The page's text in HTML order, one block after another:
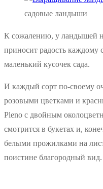
садовые ландыши
К сожалению, у ландышей
приносит радость каждому
маленький кусочек сада.
И каждый сорт по-своему
розовыми цветками и
Pleno с двойным
смотрится в букетах и,
белыми прожилками на
поистине благородный вид.